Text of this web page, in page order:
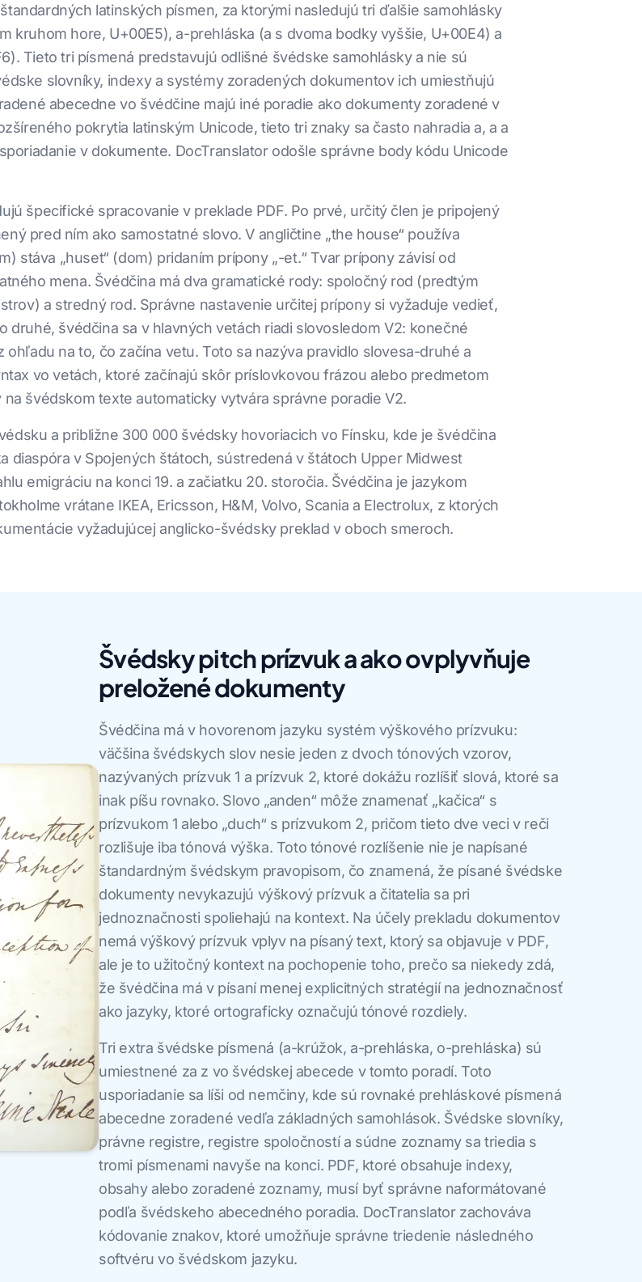
latinských písmen, za ktorými nasledujú tri ďalšie samohlásky
kruhom hore, U+00E5), a-prehláska (a s dvoma bodky vyššie, U+00E4) a
Tieto tri písmená predstavujú odlišné švédske samohlásky a nie sú
slovníky, indexy a systémy zoradených dokumentov ich umiestňujú
abecedne vo švédčine majú iné poradie ako dokumenty zoradené v
pokrytia latinským Unicode, tieto tri znaky sa často nahradia a, a a
v dokumente. DocTranslator odošle správne body kódu Unicode
špecifické spracovanie v preklade PDF. Po prvé, určitý člen je pripojený
pred ním ako samostatné slovo. V angličtine „the house“ používa
stáva „huset“ (dom) pridaním prípony „-et.“ Tvar prípony závisí od
mena. Švédčina má dva gramatické rody: spoločný rod (predtým
a stredný rod. Správne nastavenie určitej prípony si vyžaduje vedieť,
švédčina sa v hlavných vetách riadi slovosledom V2: konečné
na to, čo začína vetu. Toto sa nazýva pravidlo slovesa-druhé a
vo vetách, ktoré začínajú skôr príslovkovou frázou alebo predmetom
švédskom texte automaticky vytvára správne poradie V2.
a približne 300 000 švédsky hovoriacich vo Fínsku, kde je švédčina
diaspóra v Spojených štátoch, sústredená v štátoch Upper Midwest
emigráciu na konci 19. a začiatku 20. storočia. Švédčina je jazykom
vrátane IKEA, Ericsson, H&M, Volvo, Scania a Electrolux, z ktorých
vyžadujúcej anglicko-švédsky preklad v oboch smeroch.
Švédsky pitch prízvuk a ako ovplyvňuje
preložené dokumenty
Švédčina má v hovorenom jazyku systém výškového prízvuku:
väčšina švédskych slov nesie jeden z dvoch tónových vzorov,
nazývaných prízvuk 1 a prízvuk 2, ktoré dokážu rozlíšiť slová, ktoré sa
inak píšu rovnako. Slovo „anden“ môže znamenať „kačica“ s
prízvukom 1 alebo „duch“ s prízvukom 2, pričom tieto dve veci v reči
rozlišuje iba tónová výška. Toto tónové rozlíšenie nie je napísané
štandardným švédskym pravopisom, čo znamená, že písané švédske
dokumenty nevykazujú výškový prízvuk a čitatelia sa pri
jednoznačnosti spoliehajú na kontext. Na účely prekladu dokumentov
nemá výškový prízvuk vplyv na písaný text, ktorý sa objavuje v PDF,
ale je to užitočný kontext na pochopenie toho, prečo sa niekedy zdá,
že švédčina má v písaní menej explicitných stratégií na jednoznačnosť
ako jazyky, ktoré ortograficky označujú tónové rozdiely.
Tri extra švédske písmená (a-krúžok, a-prehláska, o-prehláska) sú
umiestnené za z vo švédskej abecede v tomto poradí. Toto
usporiadanie sa líši od nemčiny, kde sú rovnaké prehláskové písmená
abecedne zoradené vedľa základných samohlások. Švédske slovníky,
právne registre, registre spoločností a súdne zoznamy sa triedia s
tromi písmenami navyše na konci. PDF, ktoré obsahuje indexy,
obsahy alebo zoradené zoznamy, musí byť správne naformátované
podľa švédskeho abecedného poradia. DocTranslator zachováva
kódovanie znakov, ktoré umožňuje správne triedenie následného
softvéru vo švédskom jazyku.